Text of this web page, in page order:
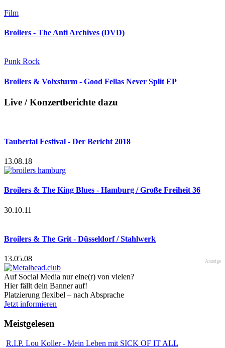
Film
Broilers - The Anti Archives (DVD)
Punk Rock
Broilers & Volxsturm - Good Fellas Never Split EP
Live / Konzertberichte dazu
Taubertal Festival - Der Bericht 2018
13.08.18
Broilers & The King Blues - Hamburg / Große Freiheit 36
30.10.11
Broilers & The Grit - Düsseldorf / Stahlwerk
13.05.08 Anzeige
Auf Social Media nur eine(r) von vielen?
Hier fällt dein Banner auf!
Platzierung flexibel – nach Absprache
Jetzt informieren
Meistgelesen
R.I.P. Lou Koller - Mein Leben mit SICK OF IT ALL